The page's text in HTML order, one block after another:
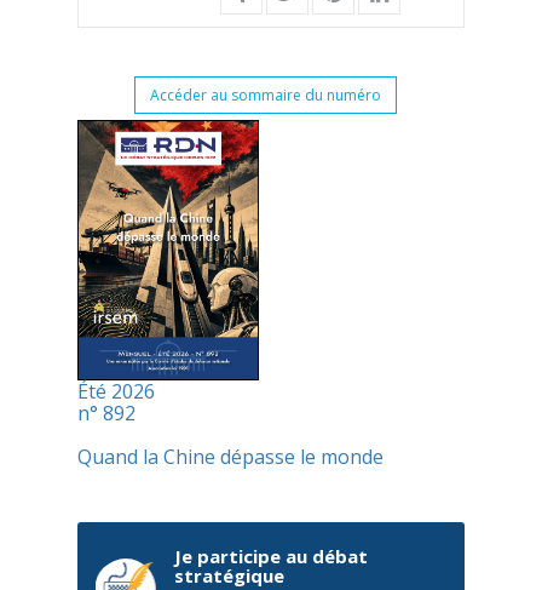
Accéder au sommaire du numéro
Été 2026
n° 892
Quand la Chine dépasse le monde
Je participe au débat
stratégique